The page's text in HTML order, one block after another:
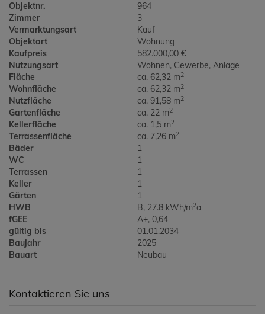
Objektnr.
964
Zimmer
3
Vermarktungsart
Kauf
Objektart
Wohnung
Kaufpreis
582.000,00 €
Nutzungsart
Wohnen Gewerbe Anlage
Fläche
ca. 62,32 m2
Wohnfläche ca. 62,32 m2
Nutzfläche ca. 91,58 m2
Gartenfläche ca. 22 m2
Kellerfläche ca. 1,5 m2
Terrassenfläche ca. 7,26 m2
Bäder
1
WC
1
Terrassen
1
Keller
1
Gärten
1
HWB
B, 27.8 kWh/m2a
fGEE
A+, 0,64
gültig bis
01.01.2034
Baujahr
2025
Bauart
Neubau
Kontaktieren Sie uns